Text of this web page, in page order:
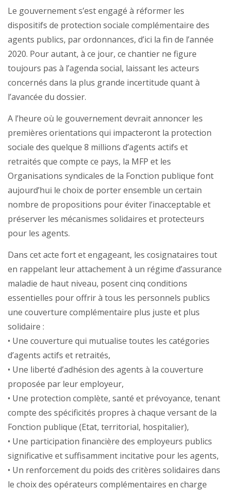
Le gouvernement s’est engagé à réformer les
dispositifs de protection sociale complémentaire des
agents publics, par ordonnances, d’ici la fin de l’année
2020. Pour autant, à ce jour, ce chantier ne figure
toujours pas à l’agenda social, laissant les acteurs
concernés dans la plus grande incertitude quant à
l’avancée du dossier.
A l’heure où le gouvernement devrait annoncer les
premières orientations qui impacteront la protection
sociale des quelque 8 millions d’agents actifs et
retraités que compte ce pays, la MFP et les
Organisations syndicales de la Fonction publique font
aujourd’hui le choix de porter ensemble un certain
nombre de propositions pour éviter l’inacceptable et
préserver les mécanismes solidaires et protecteurs
pour les agents.
Dans cet acte fort et engageant, les cosignataires tout
en rappelant leur attachement à un régime d’assurance
maladie de haut niveau, posent cinq conditions
essentielles pour offrir à tous les personnels publics
une couverture complémentaire plus juste et plus
solidaire :
• Une couverture qui mutualise toutes les catégories
d’agents actifs et retraités,
• Une liberté d’adhésion des agents à la couverture
proposée par leur employeur,
• Une protection complète, santé et prévoyance, tenant
compte des spécificités propres à chaque versant de la
Fonction publique (Etat, territorial, hospitalier),
• Une participation financière des employeurs publics
significative et suffisamment incitative pour les agents,
• Un renforcement du poids des critères solidaires dans
le choix des opérateurs complémentaires en charge